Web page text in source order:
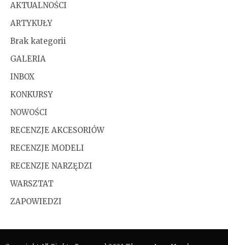
AKTUALNOŚCI
ARTYKUŁY
Brak kategorii
GALERIA
INBOX
KONKURSY
NOWOŚCI
RECENZJE AKCESORIÓW
RECENZJE MODELI
RECENZJE NARZĘDZI
WARSZTAT
ZAPOWIEDZI